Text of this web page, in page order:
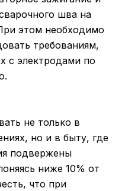
шва на
этом необходимо
требованиям,
с электродами по
не только в
но и в быту, где
подвержены
ниже 10% от
что при